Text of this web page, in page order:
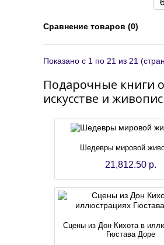
Сравнение товаров (0)
Показано с 1 по 21 из 21
Подарочные книги
искусстве и
Шедевры мировой
21,812.50 р.
Сцены из Дон Кихота в
Гюстава Доре